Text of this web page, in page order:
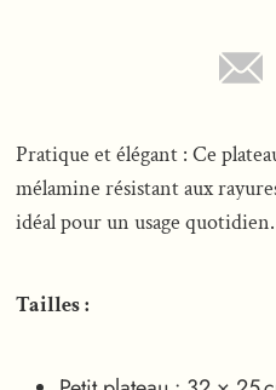
Pratique et élégant : Ce
mélamine résistant aux
idéal pour un usage quotidien.
Tailles :